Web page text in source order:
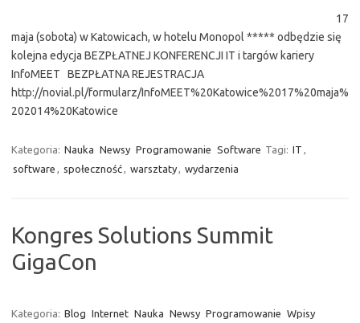
17
maja (sobota) w Katowicach, w hotelu Monopol ***** odbędzie się
kolejna edycja BEZPŁATNEJ KONFERENCJI IT i targów kariery
InfoMEET BEZPŁATNA REJESTRACJA
http://novial.pl/formularz/InfoMEET%20Katowice%2017%20maja%
202014%20Katowice
Kategoria: Nauka Newsy Programowanie Software Tagi: IT
software
społeczność warsztaty wydarzenia
Kongres Solutions Summit
GigaCon
Kategoria: Blog Internet Nauka Newsy Programowanie Wpisy